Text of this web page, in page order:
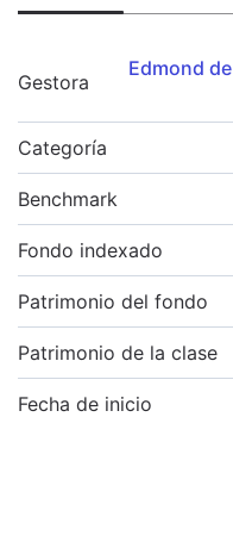
Gestora
Edmond
Categoría
Benchmark
Fondo indexado
Patrimonio del fondo
Patrimonio de la clase
Fecha de inicio